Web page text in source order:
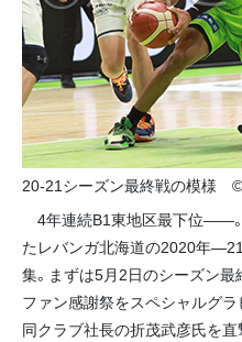
20-21シーズン最終戦の模様
4年連続B1東地区最下位――
たレバンガ北海道の2020年
集。まずは5月2日のシーズン最
ファン感謝祭をスペシャルグ
同クラブ社長の折茂武彦氏を直